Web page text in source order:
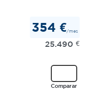
354 €/mes
25.490 €
Comparar